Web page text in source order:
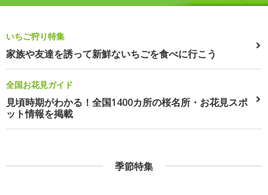
いちご狩り特集
家族や友達を誘って新鮮ないちごを食べに行こう
全国お花見ガイド
見頃時期がわかる！全国1400カ所の桜名所・お花見スポ
ット情報を掲載
季節特集